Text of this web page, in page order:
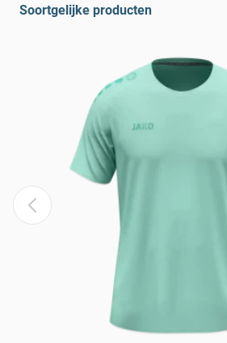
Soortgelijke producten